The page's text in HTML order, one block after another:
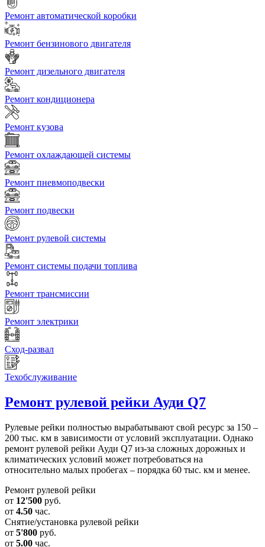
Ремонт автоматической коробки
Ремонт бензинового двигателя
Ремонт дизельного двигателя
Ремонт кондиционера
Ремонт кузова
Ремонт охлаждающей системы
Ремонт пневмоподвески
Ремонт подвески
Ремонт рулевой системы
Ремонт системы подачи топлива
Ремонт трансмиссии
Ремонт электрики
Сход-развал
Техобслуживание
Ремонт рулевой рейки Ауди Q7
Рулевые рейки полностью вырабатывают свой ресурс за 150 –
200 тыс. км в зависимости от условий эксплуатации. Однако
ремонт рулевой рейки Ауди Q7 из-за сложных дорожных и
климатических условий может потребоваться на
относительно малых пробегах – порядка 60 тыс. км и менее.
Ремонт рулевой рейки
от 12'500 руб.
от 4.50 час.
Снятие/установка рулевой рейки
от 5'800 руб.
от 5.00 час.